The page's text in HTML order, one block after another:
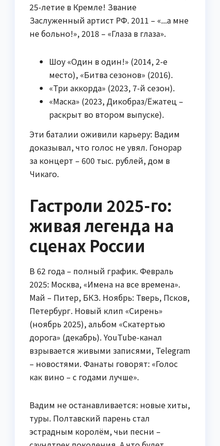
25-летие в Кремле! Звание
Заслуженный артист РФ. 2011 – «...а мне
не больно!», 2018 – «Глаза в глаза».
Шоу «Один в один!» (2014, 2-е
место), «Битва сезонов» (2016).
«Три аккорда» (2023, 7-й сезон).
«Маска» (2023, Дикобраз/Ёжатец –
раскрыт во втором выпуске).
Эти баталии оживили карьеру: Вадим
доказывал, что голос не увял. Гонорар
за концерт – 600 тыс. рублей, дом в
Чикаго.
Гастроли 2025-го:
живая легенда на
сценах России
В 62 года – полный график. Февраль
2025: Москва, «Имена на все времена».
Май – Питер, БКЗ. Ноябрь: Тверь, Псков,
Петербург. Новый клип «Сирень»
(ноябрь 2025), альбом «Скатертью
дорога» (декабрь). YouTube-канал
взрывается живыми записями, Telegram
– новостями. Фанаты говорят: «Голос
как вино – с годами лучше».
Вадим не останавливается: новые хиты,
туры. Полтавский парень стал
эстрадным королём, чьи песни –